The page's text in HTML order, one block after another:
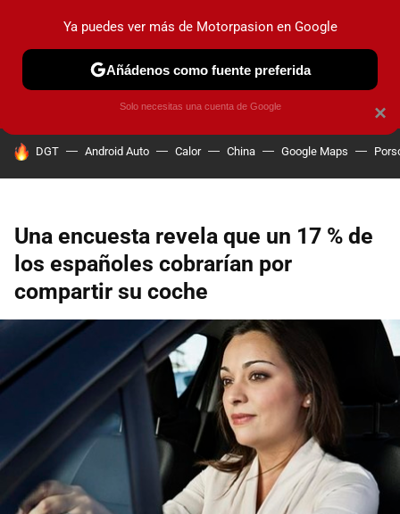
PRUEBAS COCHES ELÉCTRICOS OBSERVATORIO
HOY SE HABLA DE
DGT Android Auto Calor China Google Maps
Una encuesta revela que un 17 % de
los españoles cobrarían por
compartir su coche
×
Ya puedes ver más de Motorpasion en Google
Añádenos como fuente preferida
Solo necesitas una cuenta de Google